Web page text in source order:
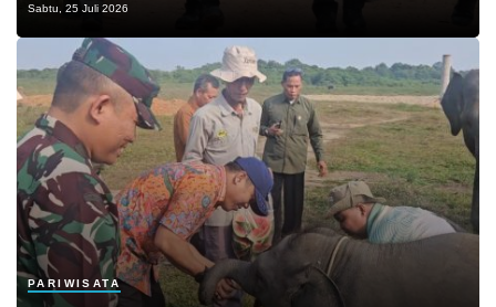
Sabtu, 25 Juli 2026
PARIWISATA